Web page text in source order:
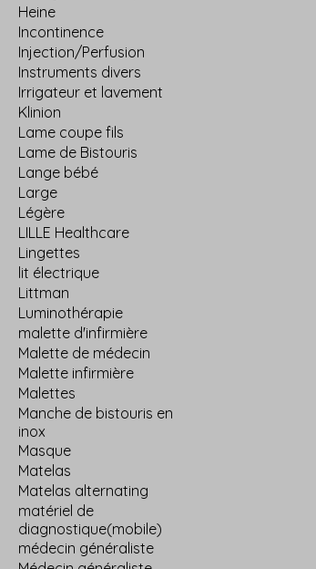
Heine
Incontinence
Injection/Perfusion
Instruments divers
Irrigateur et lavement
Klinion
Lame coupe fils
Lame de Bistouris
Lange bébé
Large
Légère
LILLE Healthcare
Lingettes
lit électrique
Littman
Luminothérapie
malette d'infirmière
Malette de médecin
Malette infirmière
Malettes
Manche de bistouris en
inox
Masque
Matelas
Matelas alternating
matériel de
diagnostique(mobile)
médecin généraliste